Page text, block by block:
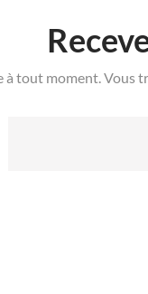
à tout moment.